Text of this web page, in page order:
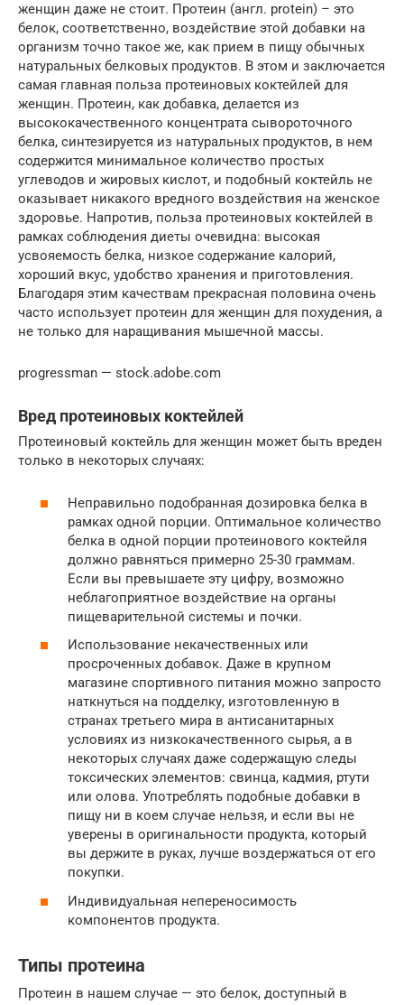
женщин даже не стоит. Протеин (англ. protein) – это
белок, соответственно, воздействие этой добавки на
организм точно такое же, как прием в пищу обычных
натуральных белковых продуктов. В этом и заключается
самая главная польза протеиновых коктейлей для
женщин. Протеин, как добавка, делается из
высококачественного концентрата сывороточного
белка, синтезируется из натуральных продуктов, в нем
содержится минимальное количество простых
углеводов и жировых кислот, и подобный коктейль не
оказывает никакого вредного воздействия на женское
здоровье. Напротив, польза протеиновых коктейлей в
рамках соблюдения диеты очевидна: высокая
усвояемость белка, низкое содержание калорий,
хороший вкус, удобство хранения и приготовления.
Благодаря этим качествам прекрасная половина очень
часто использует протеин для женщин для похудения, а
не только для наращивания мышечной массы.
progressman — stock.adobe.com
Вред протеиновых коктейлей
Протеиновый коктейль для женщин может быть вреден
только в некоторых случаях:
Неправильно подобранная дозировка белка в
рамках одной порции. Оптимальное количество
белка в одной порции протеинового коктейля
должно равняться примерно 25-30 граммам.
Если вы превышаете эту цифру, возможно
неблагоприятное воздействие на органы
пищеварительной системы и почки.
Использование некачественных или
просроченных добавок. Даже в крупном
магазине спортивного питания можно запросто
наткнуться на подделку, изготовленную в
странах третьего мира в антисанитарных
условиях из низкокачественного сырья, а в
некоторых случаях даже содержащую следы
токсических элементов: свинца, кадмия, ртути
или олова. Употреблять подобные добавки в
пищу ни в коем случае нельзя, и если вы не
уверены в оригинальности продукта, который
вы держите в руках, лучше воздержаться от его
покупки.
Индивидуальная непереносимость
компонентов продукта.
Типы протеина
Протеин в нашем случае — это белок, доступный в